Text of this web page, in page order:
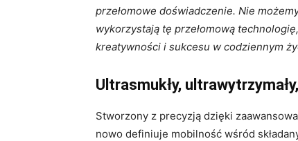
przełomowe doświadczenie. Nie
wykorzystają tę przełomową
kreatywności i sukcesu w codziennym
Ultrasmukły,
Stworzony z precyzją dzięki
nowo definiuje mobilność wśród